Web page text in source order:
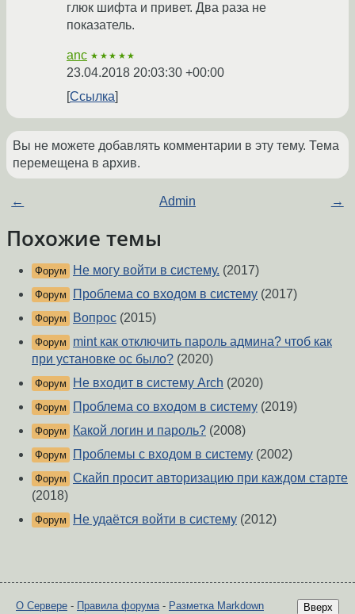
глюк шифта и привет. Два раза не
показатель.
anc ★★★★★
23.04.2018 20:03:30 +00:00
Ссылка
Вы не можете добавлять комментарии в эту тему. Тема
перемещена в архив.
← Admin →
Похожие темы
Форум Не могу войти в систему. (2017)
Форум Проблема со входом в систему (2017)
Форум Вопрос (2015)
Форум
mint как отключить пароль админа? чтоб как
при установке ос было? (2020)
Форум Не входит в систему Arch (2020)
Форум Проблема со входом в систему (2019)
Форум Какой логин и пароль? (2008)
Форум Проблемы с входом в систему (2002)
Форум Скайп просит авторизацию при каждом старте
(2018)
Форум Не удаётся войти в систему (2012)
Вверх
О Сервере - Правила форума- Разметка Markdown